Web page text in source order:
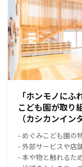
「ホンモノに
こども園が取り
（カシカンイン
- めぐみこども園の
- 外部サービスや店
- 本や物と触れるた